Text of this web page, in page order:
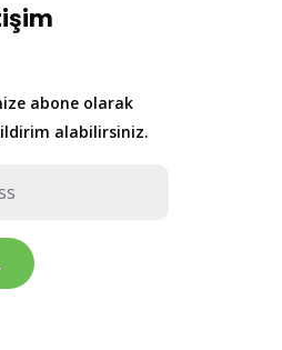
abone olarak
alabilirsiniz.